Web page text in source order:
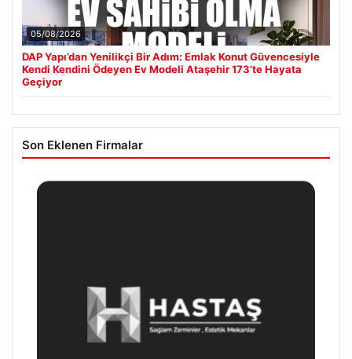
05/08/2026
DAP Yapı’dan Yenilikçi Bir Adım: Emlak Konut Güvencesiyle
Kendi Kendini Ödeyen Ev Modeli Ataşehir 173’te Hayata
Geçiyor
Son Eklenen Firmalar